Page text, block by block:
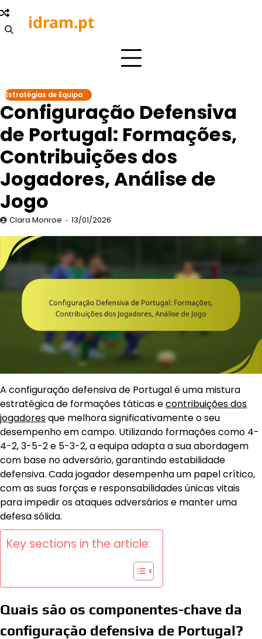
Skip
to
content
idram.pt
Estratégias de Equipa
Configuração Defensiva
de Portugal: Formações,
Contribuições dos
Jogadores, Análise de
Jogo
Clara Monroe 13/01/2026
A configuração defensiva de Portugal é uma mistura
estratégica de formações táticas econtribuições dos
jogadoresque melhora significativamente o seu
desempenho em campo. Utilizando formações como 4-
4-2, 3-5-2 e 5-3-2, a equipa adapta a sua abordagem
com base no adversário, garantindo estabilidade
defensiva. Cada jogador desempenha um papel crítico,
com as suas forças e responsabilidades únicas vitais
para impedir os ataques adversários e manter uma
defesa sólida.
Key sections in the article:
Quais são os componentes-chave da
configuração defensiva de Portugal?